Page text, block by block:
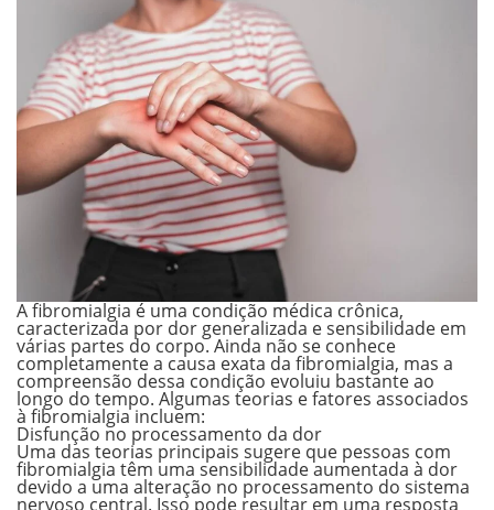
A fibromialgia é uma condição médica crônica,
caracterizada por dor generalizada e sensibilidade em
várias partes do corpo. Ainda não se conhece
completamente a causa exata da fibromialgia, mas a
compreensão dessa condição evoluiu bastante ao
longo do tempo. Algumas teorias e fatores associados
à fibromialgia incluem:
Disfunção no processamento da dor
Uma das teorias principais sugere que pessoas com
fibromialgia têm uma sensibilidade aumentada à dor
devido a uma alteração no processamento do sistema
nervoso central. Isso pode resultar em uma resposta